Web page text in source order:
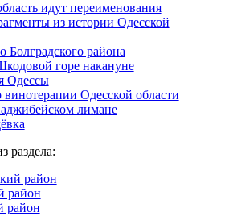
идут переименования
из истории Одесской
Болградского района
горе накануне
Одессы
Одесской области
лимане
раздела:
район
район
район